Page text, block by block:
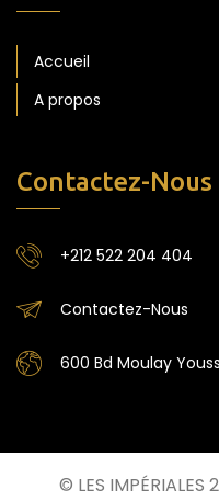
Accueil
A propos
Contactez-Nous
+212 522 204 404
Contactez-Nous
600 Bd Moulay
© LES